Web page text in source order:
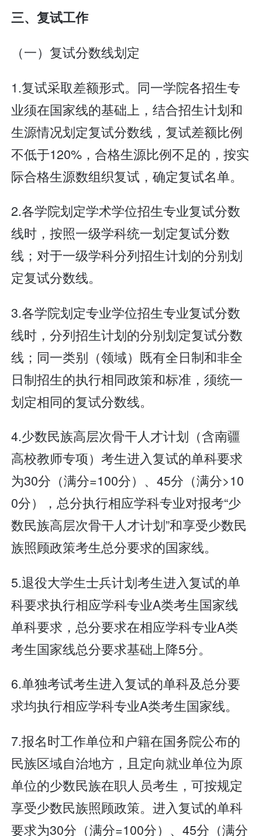
三、复试工作
（一）复试分数线划定
1.复试采取差额形式。同一学院各招生专
业须在国家线的基础上，结合招生计划和
生源情况划定复试分数线，复试差额比例
不低于120%，合格生源比例不足的，按实
际合格生源数组织复试，确定复试名单。
2.各学院划定学术学位招生专业复试分数
线时，按照一级学科统一划定复试分数
线；对于一级学科分列招生计划的分别划
定复试分数线。
3.各学院划定专业学位招生专业复试分数
线时，分列招生计划的分别划定复试分数
线；同一类别（领域）既有全日制和非全
日制招生的执行相同政策和标准，须统一
划定相同的复试分数线。
4.少数民族高层次骨干人才计划（含南疆
高校教师专项）考生进入复试的单科要求
为30分（满分=100分）、45分（满分>10
0分），总分执行相应学科专业对报考“少
数民族高层次骨干人才计划”和享受少数民
族照顾政策考生总分要求的国家线。
5.退役大学生士兵计划考生进入复试的单
科要求执行相应学科专业A类考生国家线
单科要求，总分要求在相应学科专业A类
考生国家线总分要求基础上降5分。
6.单独考试考生进入复试的单科及总分要
求均执行相应学科专业A类考生国家线。
7.报名时工作单位和户籍在国务院公布的
民族区域自治地方，且定向就业单位为原
单位的少数民族在职人员考生，可按规定
享受少数民族照顾政策。进入复试的单科
要求为30分（满分=100分）、45分（满分